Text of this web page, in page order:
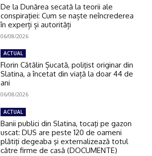
De la Dunărea secată la teorii ale
conspirației: Cum se naște neîncrederea
în experți și autorități
06/08/2026
ACTUAL
Florin Cătălin Șucată, poliţist originar din
Slatina, a încetat din viață la doar 44 de
ani
06/08/2026
ACTUAL
Banii publici din Slatina, tocaţi pe gazon
uscat: DUS are peste 120 de oameni
plătiţi degeaba şi externalizează totul
către firme de casă (DOCUMENTE)